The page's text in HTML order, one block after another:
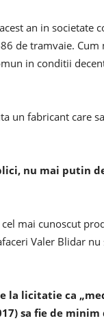
an in societate
de tramvaie.
in conditii
un fabricant care
nu mai putin
mai cunoscut
Valer Blidar nu
la licitatie ca
sa fie de minim